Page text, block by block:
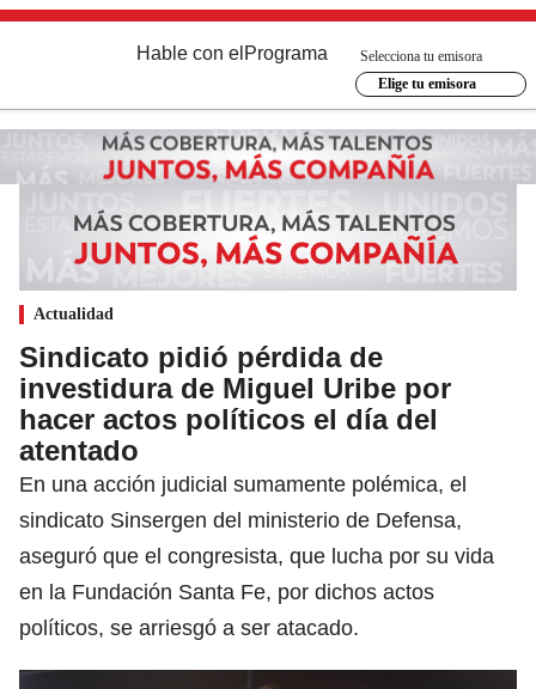
Hable con el Programa
Selecciona tu emisora
Elige tu emisora
Actualidad
Sindicato pidió pérdida de
investidura de Miguel Uribe por
hacer actos políticos el día del
atentado
En una acción judicial sumamente polémica, el
sindicato Sinsergen del ministerio de Defensa,
aseguró que el congresista, que lucha por su vida
en la Fundación Santa Fe, por dichos actos
políticos, se arriesgó a ser atacado.